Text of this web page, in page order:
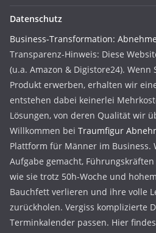
Datenschutz
Business-Transformation:
Transparenz-Hinweis: Diese
(u.a. Amazon & Digistore24). Wenn
Produkt erwerben, erhalten wir
entstehen dabei keinerlei
Lösungen, von deren Qualität wir
Willkommen bei Traumfigur
Plattform für Männer im Business.
Aufgabe gemacht,
wie sie trotz 50h-Woche und
Bauchfett verlieren und ihre volle
zurückholen. Vergiss komplizierte
Terminkalender passen. Hier